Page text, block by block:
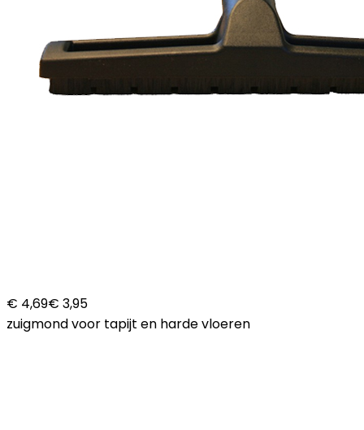
€ 4,69€ 3,95
zuigmond voor tapijt en harde vloeren